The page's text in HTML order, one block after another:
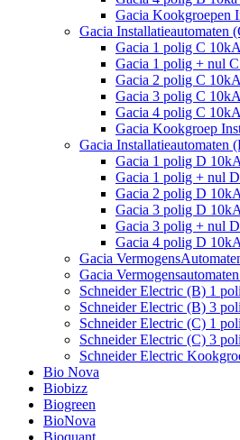
Gacia Kookgroepen
Gacia Installatieautomaten
Gacia 1 polig C
Gacia 1 polig + nul
Gacia 2 polig C
Gacia 3 polig C
Gacia 4 polig C
Gacia Kookgroep
Gacia Installatieautomaten
Gacia 1 polig D
Gacia 1 polig + nul
Gacia 2 polig D
Gacia 3 polig D
Gacia 3 polig + nul
Gacia 4 polig D
Gacia
Gacia
Schneider Electric (B) 1
Schneider Electric (B) 3
Schneider Electric (C) 1
Schneider Electric (C) 3
Schneider Electric
Bio Nova
Biobizz
Biogreen
BioNova
Bioquant